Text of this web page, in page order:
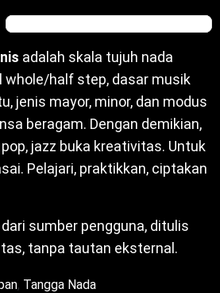
adalah skala tujuh nada
whole/half step, dasar musik
jenis mayor, minor, dan modus
beragam. Dengan demikian,
jazz buka kreativitas. Untuk
Pelajari, praktikkan, ciptakan
sumber pengguna, ditulis
tanpa tautan eksternal.
, Tangga Nada